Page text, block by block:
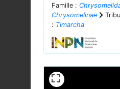
Famille :
Chrysomelinae
: Timarcha